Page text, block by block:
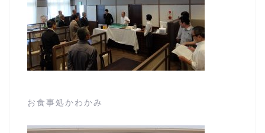
お食事処かわかみ